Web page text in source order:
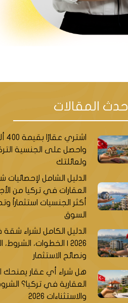
أحدث المقالات
واحصل على الجنسية
ولعائلتك
الدليل الشامل لإحصائيات
أكثر الجنسيات استثماراً
السوق
الدليل الكامل لشراء
2026 | الخطوات،
ونصائح الاستثمار
هل شراء أي عقار يمنحك
العقارية في تركيا؟
والاستثناءات 2026